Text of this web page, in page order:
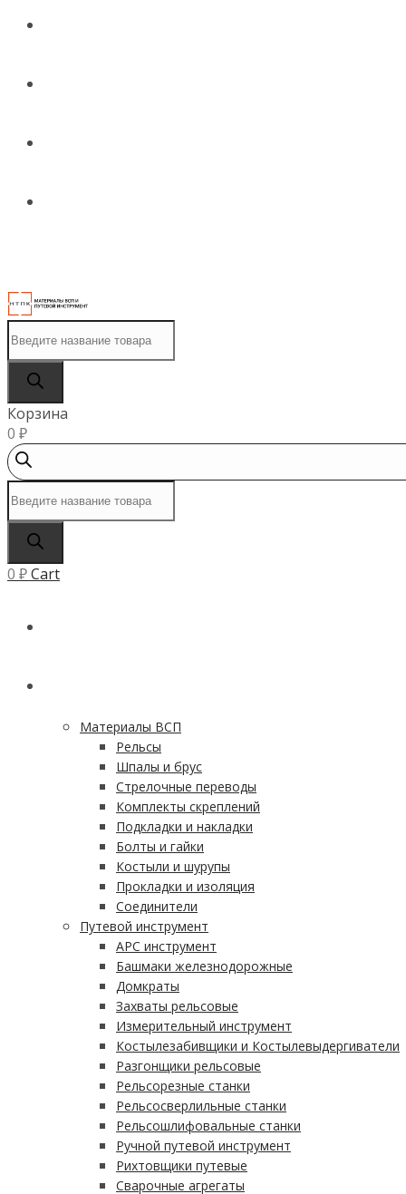
товаров
Корзина
0 ₽
товаров
0 ₽Cart
Материалы ВСП
Рельсы
Шпалы и брус
Стрелочные переводы
Комплекты скреплений
Подкладки и накладки
Болты и гайки
Костыли и шурупы
Прокладки и изоляция
Соединители
Путевой инструмент
АРС инструмент
Башмаки железнодорожные
Домкраты
Захваты рельсовые
Измерительный инструмент
Костылезабивщики и Костылевыдергиватели
Разгонщики рельсовые
Рельсорезные станки
Рельсосверлильные станки
Рельсошлифовальные станки
Ручной путевой инструмент
Рихтовщики путевые
Сварочные агрегаты